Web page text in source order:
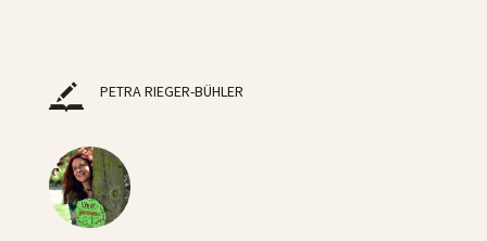
PETRA RIEGER-BÜHLER